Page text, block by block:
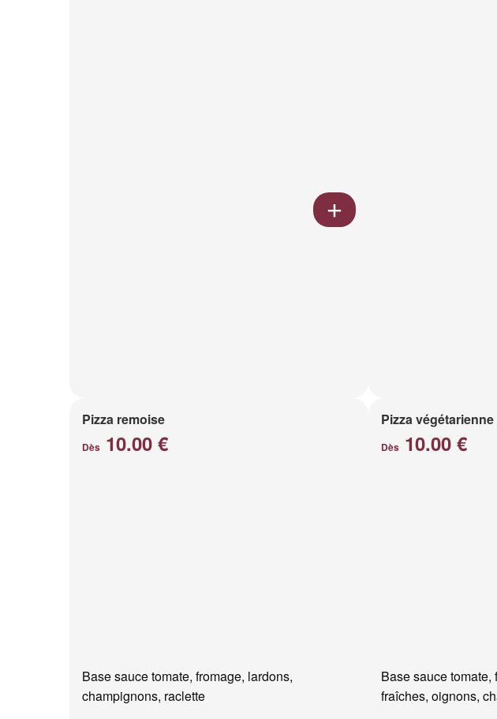
Pizza remoise
Dès 10.00 €
Base sauce tomate, fromage, lardons,
champignons, raclette
Pizza végétarienne
Dès10.00 €
Base sauce tomate,
fraîches, oignons,